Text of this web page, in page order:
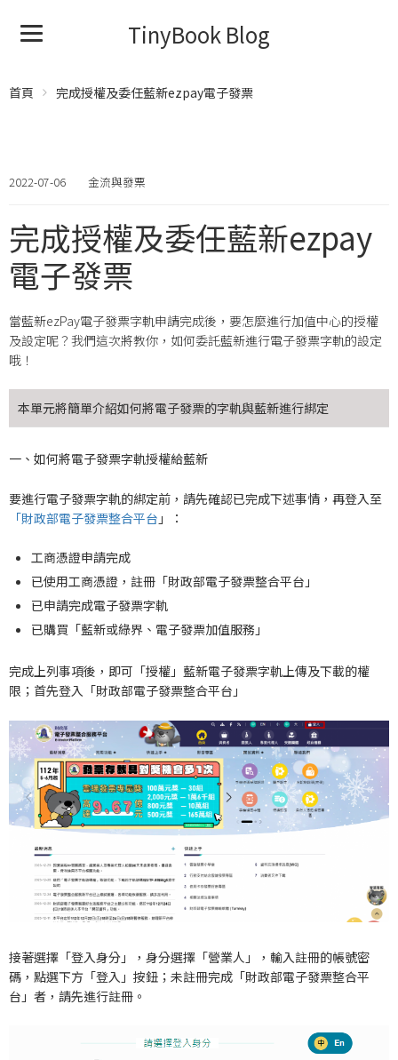
TinyBook Blog
首頁 完成授權及委任藍新ezpay電子發票
2022-07-06 金流與發票
完成授權及委任藍新ezpay
電子發票
當藍新ezPay電子發票字軌申請完成後，要怎麼進行加值中心的授權
及設定呢？我們這次將教你，如何委託藍新進行電子發票字軌的設定
哦！
本單元將簡單介紹如何將電子發票的字軌與藍新進行綁定
一、如何將電子發票字軌授權給藍新
要進行電子發票字軌的綁定前，請先確認已完成下述事情，再登入至
「財政部電子發票整合平台 」：
工商憑證申請完成
已使用工商憑證，註冊「財政部電子發票整合平台」
已申請完成電子發票字軌
已購買「藍新或綠界、電子發票加值服務」
完成上列事項後，即可「授權」藍新電子發票字軌上傳及下載的權
限；首先登入「財政部電子發票整合平台」
接著選擇「登入身分」，身分選擇「營業人」，輸入註冊的帳號密
碼，點選下方「登入」按鈕；未註冊完成「財政部電子發票整合平
台」者，請先進行註冊。